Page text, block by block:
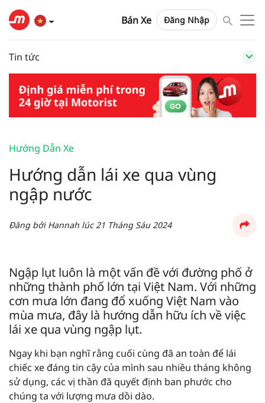
Bán Xe Đăng Nhập
Tin tức
Hướng Dẫn Xe
Hướng dẫn lái xe qua vùng
ngập nước
Đăng bởi Hannah lúc21 Tháng Sáu 2024
Ngập lụt luôn là một vấn đề với đường phố ở
những thành phố lớn tại Việt Nam. Với những
cơn mưa lớn đang đổ xuống Việt Nam vào
mùa mưa, đây là hướng dẫn hữu ích về việc
lái xe qua vùng ngập lụt.
Ngay khi bạn nghĩ rằng cuối cùng đã an toàn để lái
chiếc xe đáng tin cậy của mình sau nhiều tháng không
sử dụng, các vị thần đã quyết định ban phước cho
chúng ta với lượng mưa dồi dào.